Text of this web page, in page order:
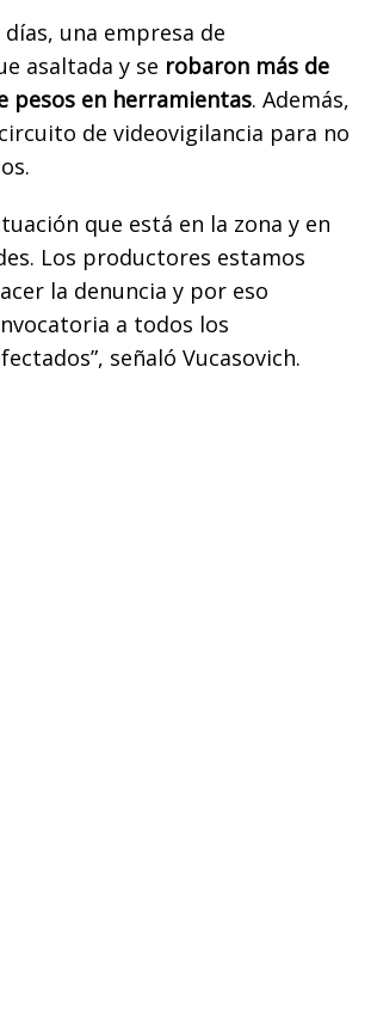
una empresa de
asaltada y se robaron más de
pesos en herramientas. Además,
de videovigilancia para no
que está en la zona y en
Los productores estamos
la denuncia y por eso
a todos los
señaló Vucasovich.